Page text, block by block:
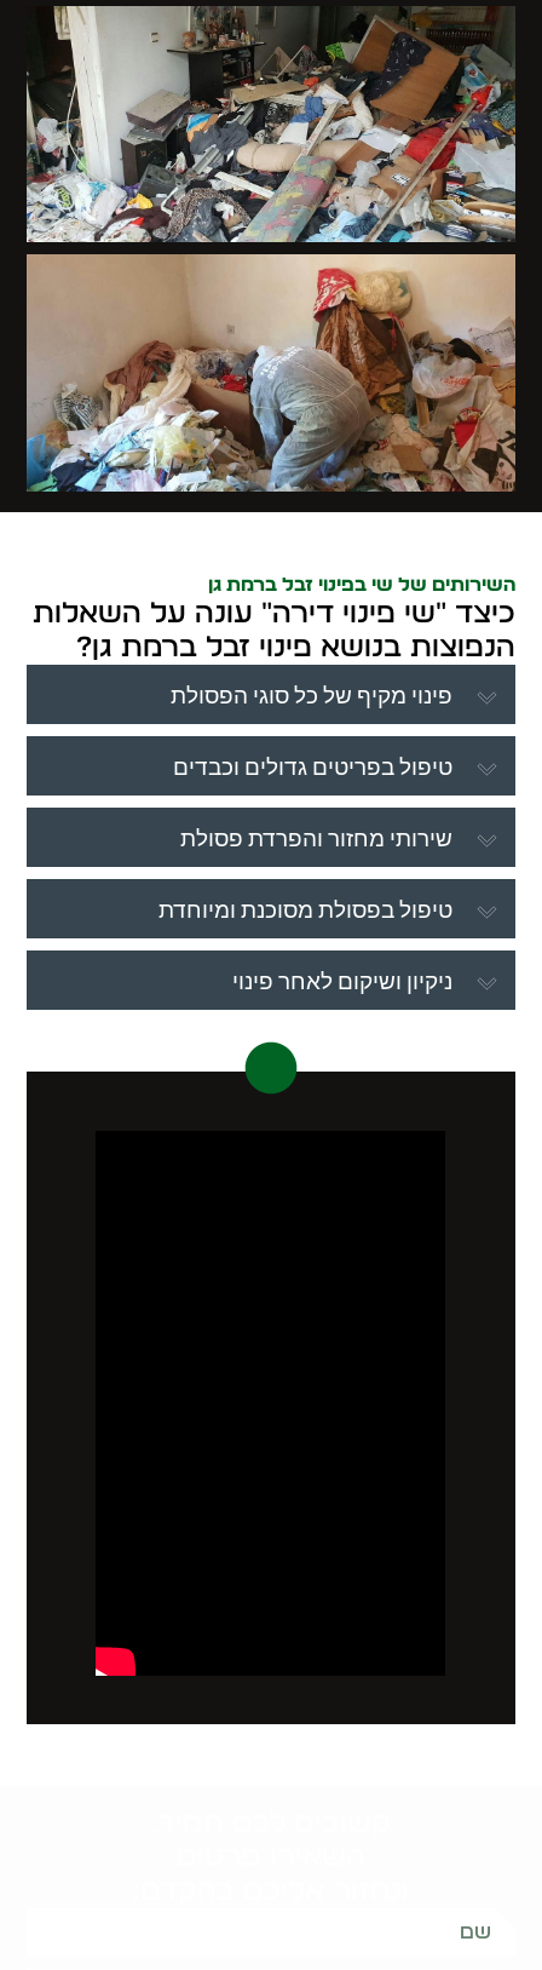
השירותים של שי בפינוי זבל ברמת גן
כיצד "שי פינוי דירה" עונה על השאלות
הנפוצות בנושא פינוי זבל ברמת גן?
פינוי מקיף של כל סוגי הפסולת
טיפול בפריטים גדולים וכבדים
שירותי מחזור והפרדת פסולת
טיפול בפסולת מסוכנת ומיוחדת
ניקיון ושיקום לאחר פינוי